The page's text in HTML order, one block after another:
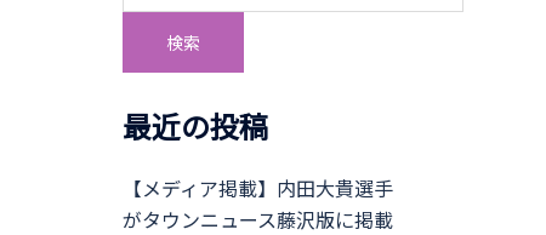
検索
最近の投稿
【メディア掲載】内田大貴選手
がタウンニュース藤沢版に掲載